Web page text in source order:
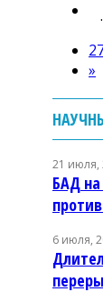
»
21 июля,
БАД на
6 июля,